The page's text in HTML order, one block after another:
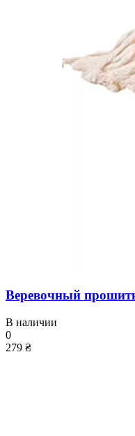
Веревочный
В наличии
0
279 ₴